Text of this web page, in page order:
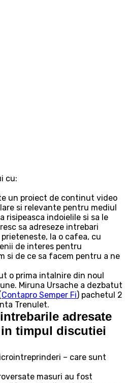
cu:
un proiect de continut video
si relevante pentru mediul
risipeasca indoielile si sa le
sa adreseze intrebari
la o cafea, cu
de interes pentru
si de ce sa facem pentru a ne
o prima intalnire din noul
Miruna Ursache a dezbatut
Contapro Semper Fi) pachetul 2
Trenulet.
adresate
timpul discutiei
– care sunt
masuri au fost